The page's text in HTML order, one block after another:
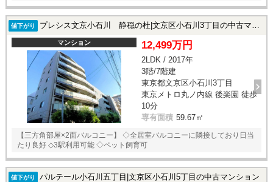
値下がり プレシス文京小石川 静穏の杜|文京区小石川3丁目の中古マンション
マンション 12,499万円
2LDK / 2017年
3階/7階建
東京都文京区小石川3丁目
東京メトロ丸ノ内線 後楽園 徒歩
10分
専有面積 59.67㎡
【三方角部屋×2面バルコニー】 ◇全居室バルコニーに隣接しており日当
たり良好 ◇3駅利用可能 ◇ペット飼育可
値下がり パルテール小石川五丁目|文京区小石川5丁目の中古マンション